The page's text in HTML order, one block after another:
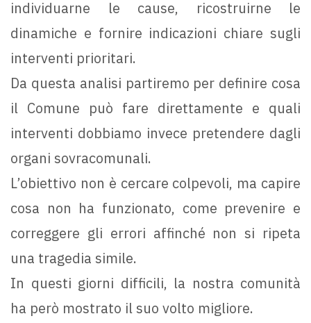
individuarne le cause, ricostruirne le
dinamiche e fornire indicazioni chiare sugli
interventi prioritari.
Da questa analisi partiremo per definire cosa
il Comune può fare direttamente e quali
interventi dobbiamo invece pretendere dagli
organi sovracomunali.
L’obiettivo non è cercare colpevoli, ma capire
cosa non ha funzionato, come prevenire e
correggere gli errori affinché non si ripeta
una tragedia simile.
In questi giorni difficili, la nostra comunità
ha però mostrato il suo volto migliore.